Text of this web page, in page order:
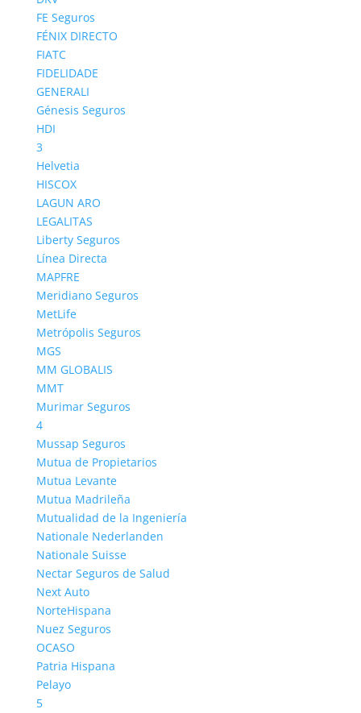
FE Seguros
FÉNIX DIRECTO
FIATC
FIDELIDADE
GENERALI
Génesis Seguros
HDI
3
Helvetia
HISCOX
LAGUN ARO
LEGALITAS
Liberty Seguros
Línea Directa
MAPFRE
Meridiano Seguros
MetLife
Metrópolis Seguros
MGS
MM GLOBALIS
MMT
Murimar Seguros
4
Mussap Seguros
Mutua de Propietarios
Mutua Levante
Mutua Madrileña
Mutualidad de la Ingeniería
Nationale Nederlanden
Nationale Suisse
Nectar Seguros de Salud
Next Auto
NorteHispana
Nuez Seguros
OCASO
Patria Hispana
Pelayo
5